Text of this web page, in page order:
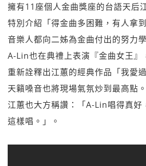
擁有11座個人金曲獎座的台語天后
特別介紹「得金曲多困難，有人拿
音樂人都向二姊為金曲付出的努力
A-Lin也在典禮上表演『金曲女王』
重新詮釋出江蕙的經典作品「我愛
天籟嗓音也將現場氣氛炒到最高點
江蕙也大方稱讚：「A-Lin唱得真好
這樣唱。」。